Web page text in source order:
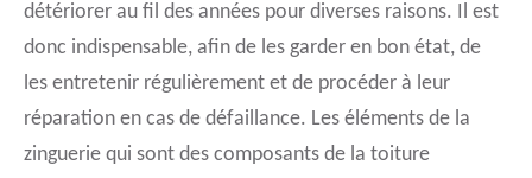
détériorer au fil des années pour diverses raisons. Il est
donc indispensable, afin de les garder en bon état, de
les entretenir régulièrement et de procéder à leur
réparation en cas de défaillance. Les éléments de la
zinguerie qui sont des composants de la toiture